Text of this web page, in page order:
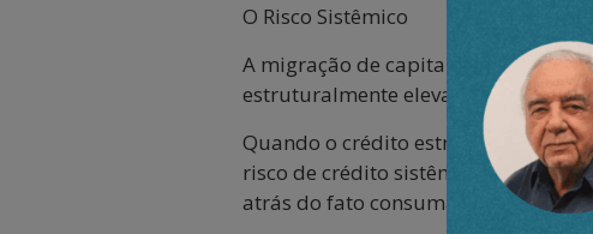
O Risco Sistêmico
A migração de capital para crédito
estruturalmente elevados, não
Quando o crédito estruturado
risco de crédito sistêmico sem rede
atrás do fato consumado.